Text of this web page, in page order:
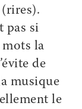
(rires).
pas si
mots la
de
musique
le